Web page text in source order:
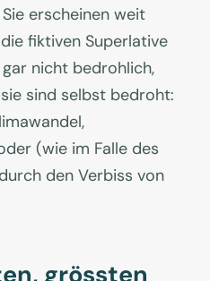
erscheinen weit
fiktiven Superlative
nicht bedrohlich,
sind selbst bedroht:
(wie im Falle des
den Verbiss von
grössten